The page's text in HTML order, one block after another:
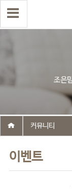
이벤트
커뮤니티